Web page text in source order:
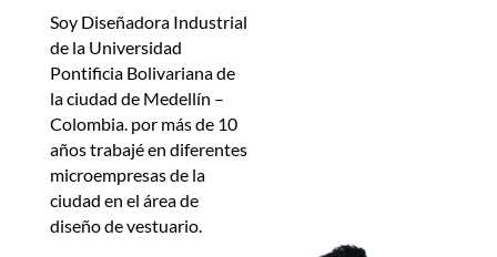
Soy Diseñadora Industrial
de la Universidad
Pontificia Bolivariana de
la ciudad de Medellín –
Colombia. por más de 10
años trabajé en diferentes
microempresas de la
ciudad en el área de
diseño de vestuario.